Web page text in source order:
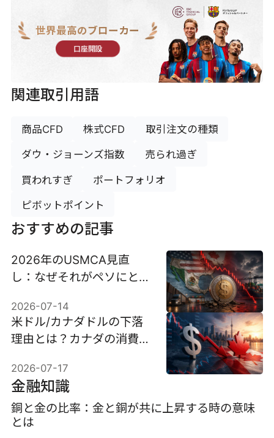
世界最高のブローカー
口座開設
関連取引用語
商品CFD 株式CFD 取引注文の種類
ダウ・ジョーンズ指数 売られ過ぎ
買われすぎ ポートフォリオ
ピボットポイント
おすすめの記事
2026年のUSMCA見直
し：なぜそれがペソにとっ
か
2026-07-14
米ドル/カナダドルの下落
理由とは？カナダの消費者
右する可能性も
2026-07-17
金融知識
銅と金の比率：金と銅が共に上昇する時の意味
とは